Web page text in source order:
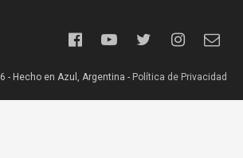
- Hecho en Azul, Argentina - Política de Privacidad